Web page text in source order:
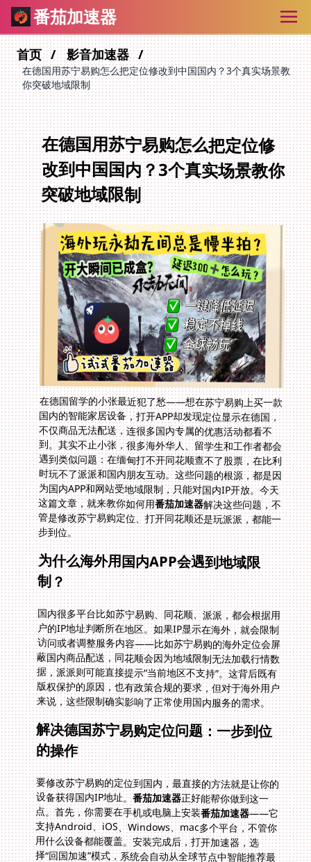
番茄加速器
首页 影音加速器
在德国用苏宁易购怎么把定位修改到中国国内？3个真实场景教
你突破地域限制
在德国用苏宁易购怎么把定位修
改到中国国内？3个真实场景教你
突破地域限制
在德国留学的小张最近犯了愁——想在苏宁易购上买一款
国内的智能家居设备，打开APP却发现定位显示在德国，
不仅商品无法配送，连很多国内专属的优惠活动都看不
到。其实不止小张，很多海外华人、留学生和工作者都会
遇到类似问题：在缅甸打不开同花顺查不了股票，在比利
时玩不了派派和国内朋友互动。这些问题的根源，都是因
为国内APP和网站受地域限制，只能对国内IP开放。今天
这篇文章，就来教你如何用番茄加速器解决这些问题，不
管是修改苏宁易购定位、打开同花顺还是玩派派，都能一
步到位。
为什么海外用国内APP会遇到地域限
制？
国内很多平台比如苏宁易购、同花顺、派派，都会根据用
户的IP地址判断所在地区。如果IP显示在海外，就会限制
访问或者调整服务内容——比如苏宁易购的海外定位会屏
蔽国内商品配送，同花顺会因为地域限制无法加载行情数
据，派派则可能直接提示“当前地区不支持”。这背后既有
版权保护的原因，也有政策合规的要求，但对于海外用户
来说，这些限制确实影响了正常使用国内服务的需求。
解决德国苏宁易购定位问题：一步到位
的操作
要修改苏宁易购的定位到国内，最直接的方法就是让你的
设备获得国内IP地址。番茄加速器正好能帮你做到这一
点。首先，你需要在手机或电脑上安装番茄加速器——它
支持Android、iOS、Windows、mac多个平台，不管你
用什么设备都能覆盖。安装完成后，打开加速器，选
择“回国加速”模式，系统会自动从全球节点中智能推荐最
优线路，确保连接稳定。连接成功后，再打开苏宁易购
APP，你会发现定位已经自动切换到国内，不仅能看到所
有国内商品，还能参与专属优惠活动，甚至可以直接下单